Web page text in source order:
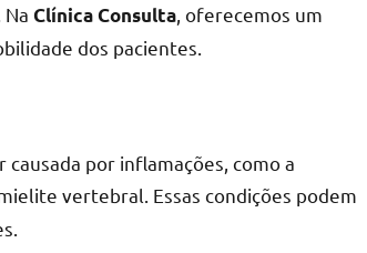
Clínica Consulta , oferecemos um
dos pacientes.
por inflamações, como a
vertebral. Essas condições podem